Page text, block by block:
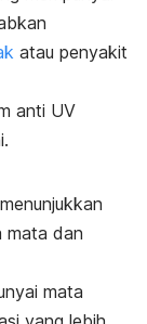
atau penyakit
anti UV
mata dan
mata